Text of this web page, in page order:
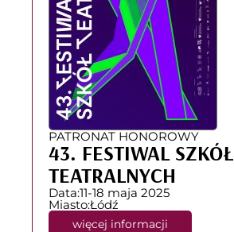
PATRONAT HONOROWY
43. FESTIWAL SZKÓŁ
TEATRALNYCH
Data:11-18 maja 2025
Miasto:Łódź
więcej informacji